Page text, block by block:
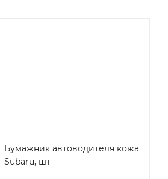
Бумажник автоводителя кожа
Subaru, шт